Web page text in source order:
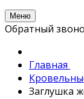
Меню
Обратный
Главная
Заглушка